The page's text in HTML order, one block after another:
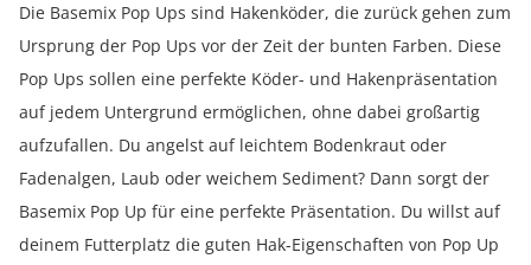
Die Basemix Pop Ups sind Hakenköder, die zurück gehen zum
Ursprung der Pop Ups vor der Zeit der bunten Farben. Diese
Pop Ups sollen eine perfekte Köder- und Hakenpräsentation
auf jedem Untergrund ermöglichen, ohne dabei großartig
aufzufallen. Du angelst auf leichtem Bodenkraut oder
Fadenalgen, Laub oder weichem Sediment? Dann sorgt der
Basemix Pop Up für eine perfekte Präsentation. Du willst auf
deinem Futterplatz die guten Hak-Eigenschaften von Pop Up